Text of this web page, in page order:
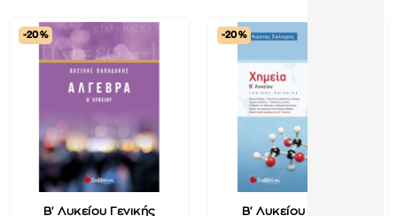
-20 %
Β' Λυκείου Γενικής
-20 %
Β' Λυκείου Γενικής